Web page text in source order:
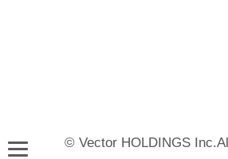
© Vector HOLDINGS